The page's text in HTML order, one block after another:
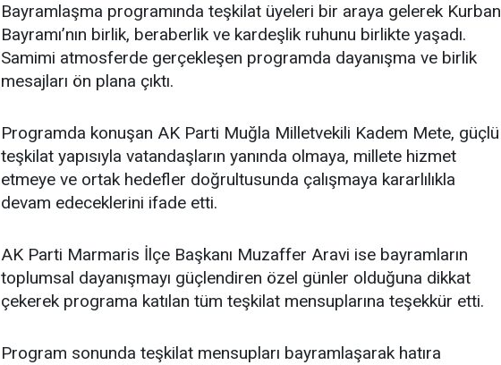
Bayramlaşma programında teşkilat üyeleri bir araya gelerek Kurban
Bayramı’nın birlik, beraberlik ve kardeşlik ruhunu birlikte yaşadı.
Samimi atmosferde gerçekleşen programda dayanışma ve birlik
mesajları ön plana çıktı.
Programda konuşan AK Parti Muğla Milletvekili Kadem Mete, güçlü
teşkilat yapısıyla vatandaşların yanında olmaya, millete hizmet
etmeye ve ortak hedefler doğrultusunda çalışmaya kararlılıkla
devam edeceklerini ifade etti.
AK Parti Marmaris İlçe Başkanı Muzaffer Aravi ise bayramların
toplumsal dayanışmayı güçlendiren özel günler olduğuna dikkat
çekerek programa katılan tüm teşkilat mensuplarına teşekkür etti.
Program sonunda teşkilat mensupları bayramlaşarak hatıra